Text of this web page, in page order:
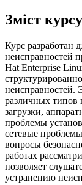
Зміст курсу
Курс разработан
неисправностей
Hat Enterprise
неисправностей.
различных типов
загрузки,
проблемы
сетевые
вопросы
работах
позволяет
устранению